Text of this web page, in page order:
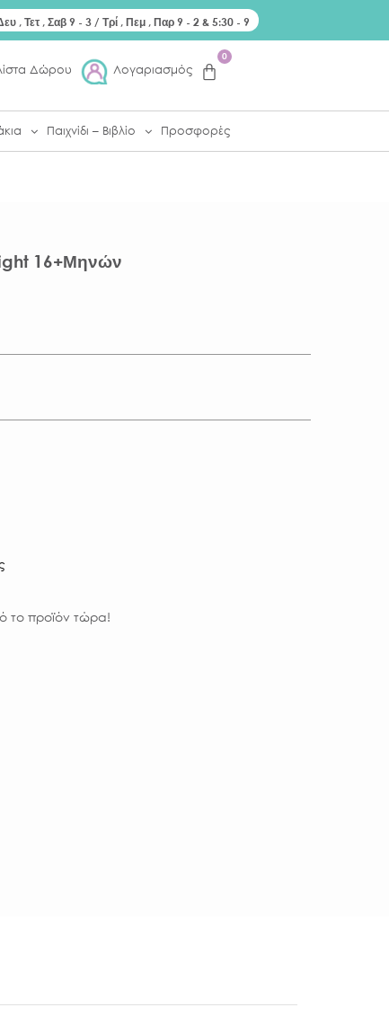
, Τετ , Σαβ 9 - 3 / Τρί , Πεμ , Παρ 9 - 2 & 5:30 - 9
Δώρου Λογαριασμός
0
Παιχνίδι – Βιβλίο Προσφορές
16+μηνών
το προϊόν τώρα!